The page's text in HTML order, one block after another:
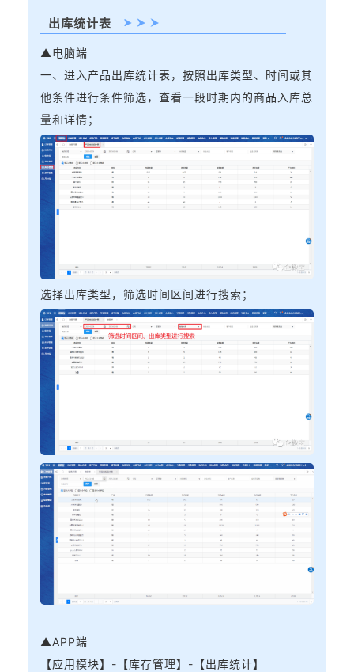
出库统计表
▲电脑端
一、进入产品出库统计表，按照出库类型、时间或其
他条件进行条件筛选，查看一段时期内的商品入库总
量和详情；
选择出库类型，筛选时间区间进行搜索；
▲APP端
【应用模块】-【库存管理】-【出库统计】